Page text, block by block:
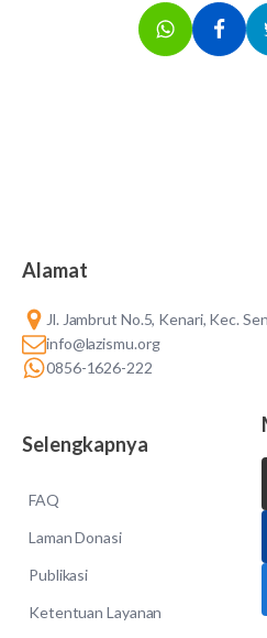
Alamat
Jl. Jambrut No.5, Kenari, Kec.
info@lazismu.org
0856-1626-222
Selengkapnya
FAQ
Laman Donasi
Publikasi
Ketentuan Layanan